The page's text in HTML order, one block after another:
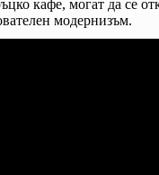
кафе, могат да се
модернизъм.